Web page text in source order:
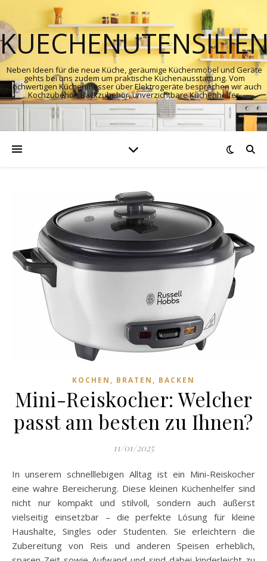
Neben Ideen für die neue Küche, geräumige Küchenmöbel und Geräte
gehts bei uns zudem um praktische Küchenausstattung. Vom
hochwertigen Küchenmesser über Elektrogeräte besprechen wir auch
Kochzubehör, Backzubehör, unverzichtbare Küchenhelfer.
KOCHEN, BRATEN, BACKEN
Mini-Reiskocher: Welcher
passt am besten zu Ihnen?
11/01/2025
In unserem schnelllebigen Alltag ist ein Mini-Reiskocher
eine wahre Bereicherung. Diese kleinen Küchenhelfer sind
nicht nur kompakt und stilvoll, sondern auch äußerst
vielseitig einsetzbar – die perfekte Lösung für kleine
Haushalte, Singles oder Studenten. Sie erleichtern die
Zubereitung von Reis und anderen Speisen erheblich,